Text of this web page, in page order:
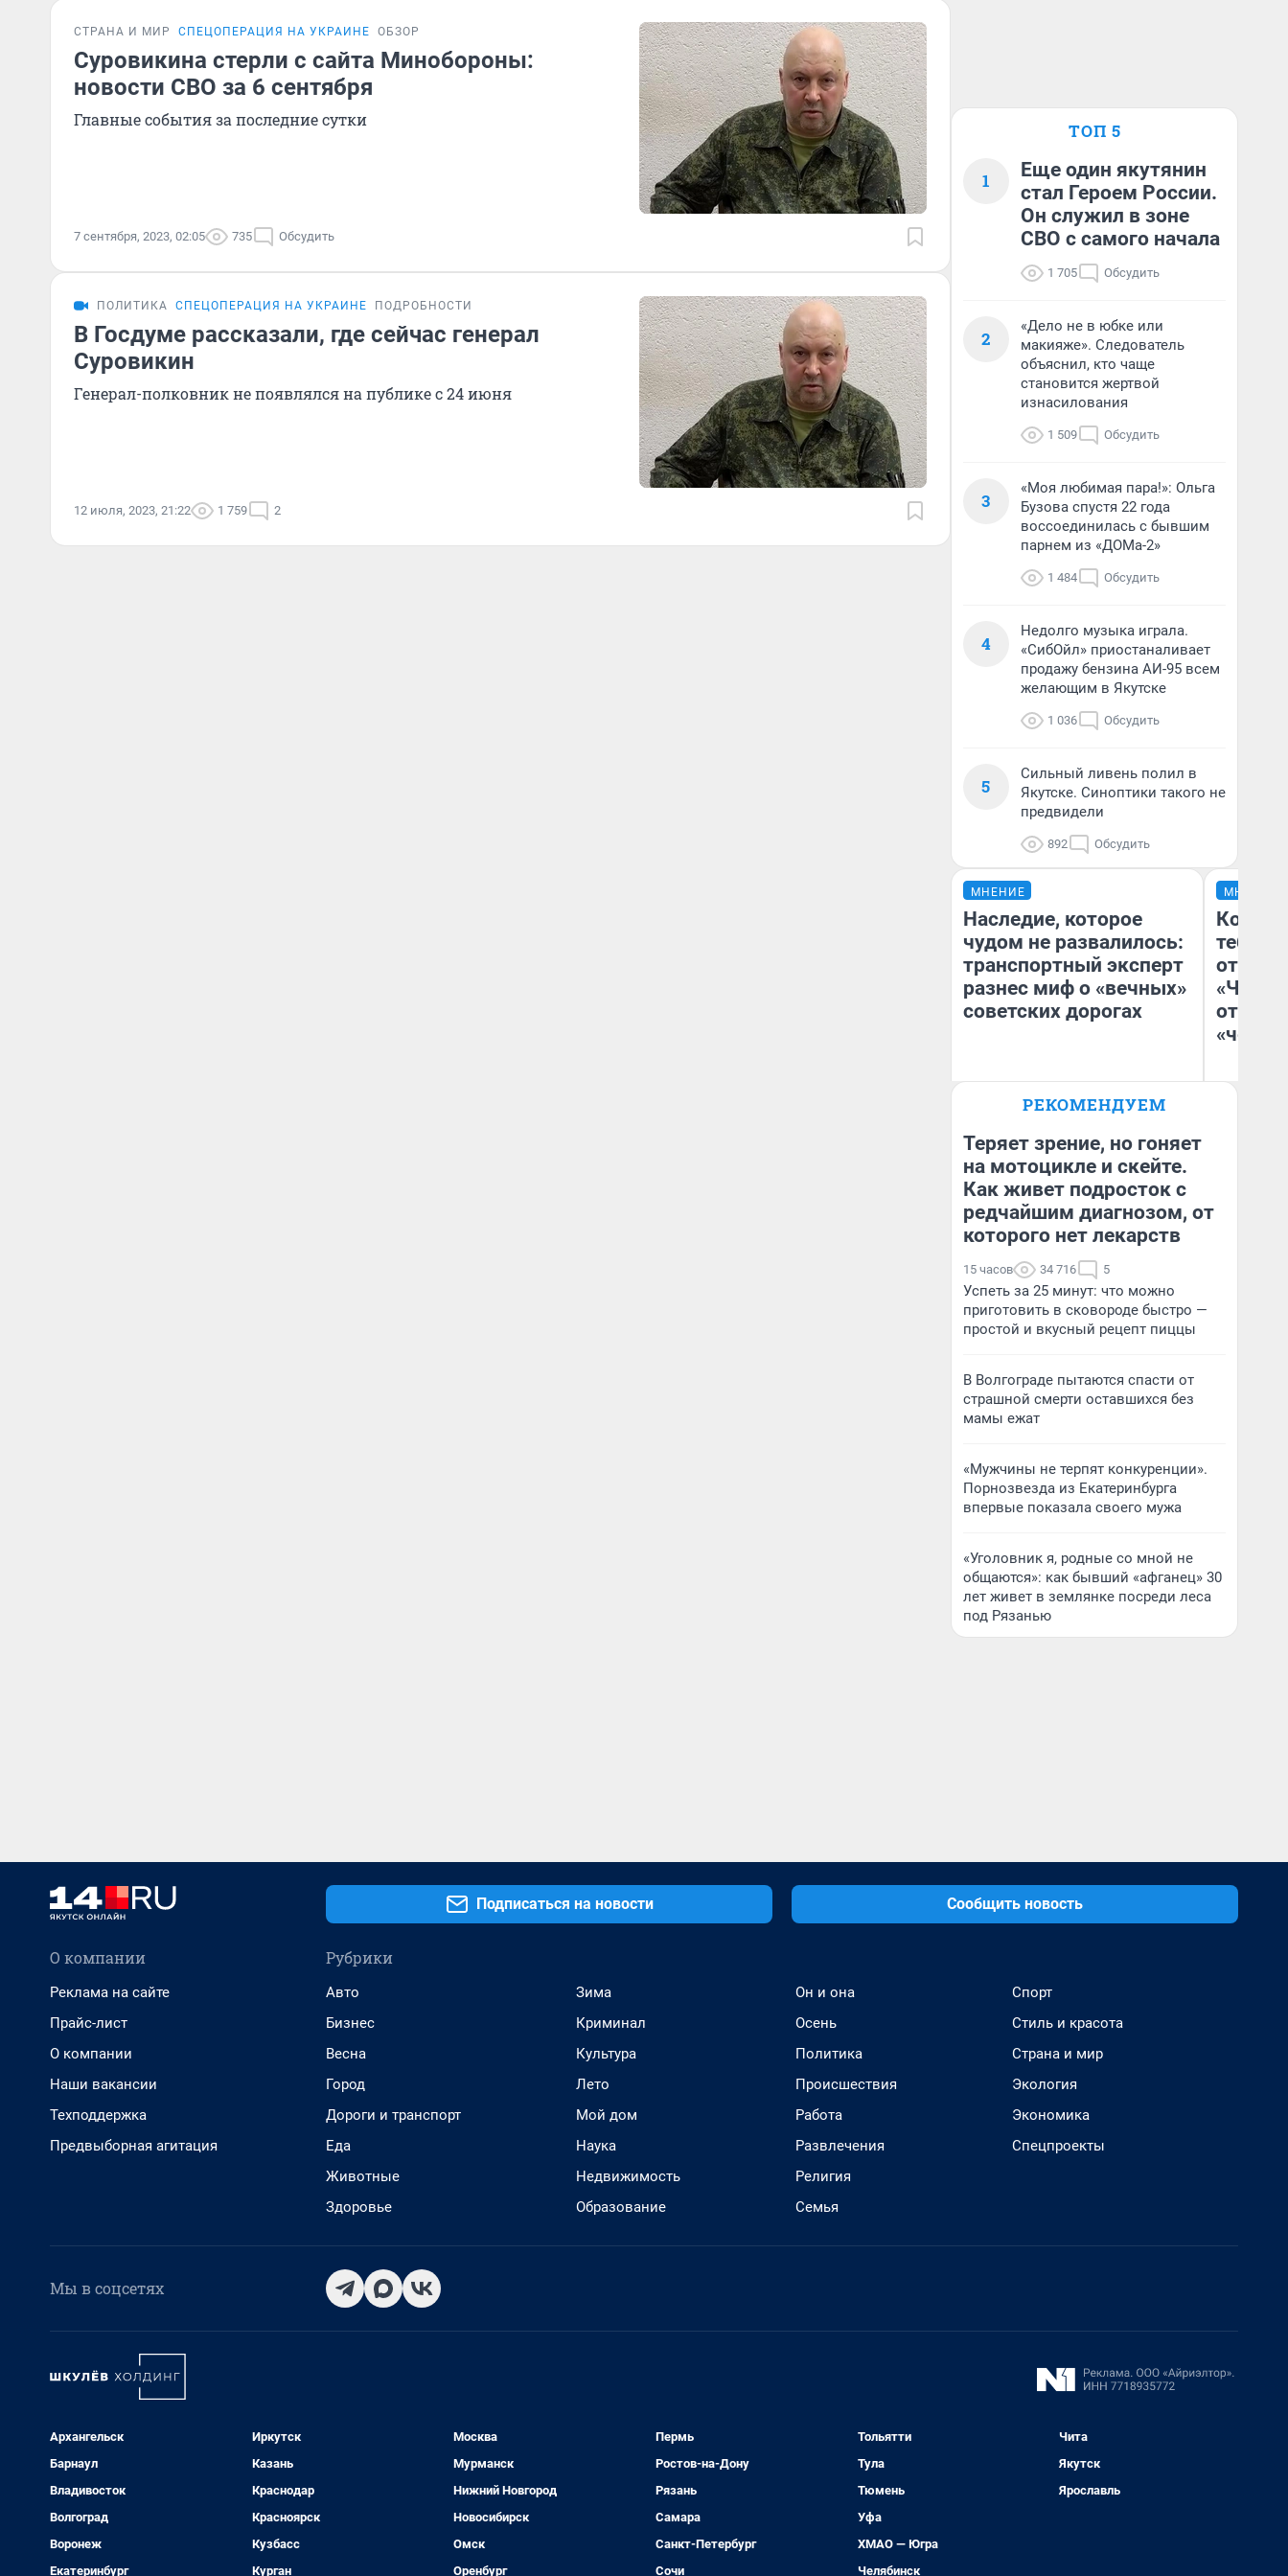
СТРАНА И МИР СПЕЦОПЕРАЦИЯ НА УКРАИНЕ ОБЗОР
Суровикина стерли с сайта Минобороны:
новости СВО за 6 сентября
Главные события за последние сутки
7 сентября, 2023, 02:05 735 Обсудить
ПОЛИТИКА СПЕЦОПЕРАЦИЯ НА УКРАИНЕ ПОДРОБНОСТИ
В Госдуме рассказали, где сейчас генерал
Суровикин
Генерал-полковник не появлялся на публике с 24 июня
12 июля, 2023, 21:22 1 759 2
ТОП 5
1
Еще один якутянин
стал Героем России.
Он служил в зоне
СВО с самого начала
1 705 Обсудить
2
«Дело не в юбке или
макияже». Следователь
объяснил, кто чаще
становится жертвой
изнасилования
1 509 Обсудить
3
«Моя любимая пара!»: Ольга
Бузова спустя 22 года
воссоединилась с бывшим
парнем из «ДОМа-2»
1 484 Обсудить
4
Недолго музыка играла.
«СибОйл» приостаналивает
продажу бензина АИ-95 всем
желающим в Якутске
1 036 Обсудить
5
Сильный ливень полил в
Якутске. Синоптики такого не
предвидели
892 Обсудить
МНЕНИЕ
Наследие, которое
чудом не развалилось:
транспортный эксперт
разнес миф о «вечных»
советских дорогах
Блогер, предприниматель,
бизнесе
МНЕНИЕ
тебя
отзыв
РЕКОМЕНДУЕМ
Теряет зрение, но гоняет
на мотоцикле и скейте.
Как живет подросток с
редчайшим диагнозом, от
которого нет лекарств
15 часов 34 716 5
Успеть за 25 минут: что можно
приготовить в сковороде быстро —
простой и вкусный рецепт пиццы
В Волгограде пытаются спасти от
страшной смерти оставшихся без
мамы ежат
«Мужчины не терпят конкуренции».
Порнозвезда из Екатеринбурга
впервые показала своего мужа
«Уголовник я, родные со мной не
общаются»: как бывший «афганец» 30
лет живет в землянке посреди леса
под Рязанью
Подписаться на новости Сообщить новость
О компании
Реклама на сайте
Прайс-лист
О компании
Наши вакансии
Техподдержка
Предвыборная агитация
Рубрики
Авто
Бизнес
Весна
Город
Дороги и транспорт
Еда
Животные
Здоровье
Зима
Криминал
Культура
Лето
Мой дом
Наука
Недвижимость
Образование
Он и она
Осень
Политика
Происшествия
Работа
Развлечения
Религия
Семья
Спорт
Стиль и красота
Страна и мир
Экология
Экономика
Спецпроекты
Мы в соцсетях
Архангельск
Барнаул
Владивосток
Волгоград
Воронеж
Екатеринбург
Иркутск
Казань
Краснодар
Красноярск
Кузбасс
Курган
Москва
Мурманск
Нижний Новгород
Новосибирск
Омск
Оренбург
Пермь
Ростов-на-Дону
Рязань
Самара
Санкт-Петербург
Сочи
Тольятти
Тула
Тюмень
Уфа
ХМАО — Югра
Челябинск
Чита
Якутск
Ярославль